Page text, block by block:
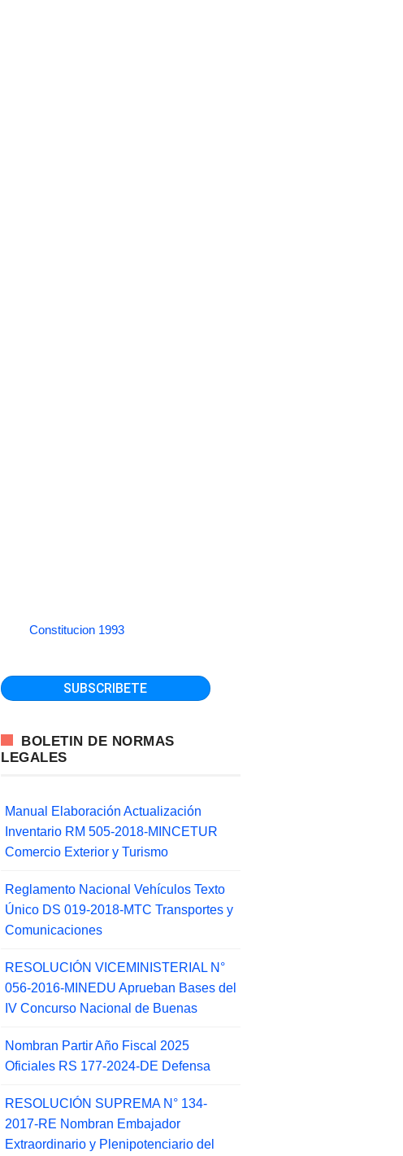
Constitucion 1993
BOLETIN DE NORMAS
LEGALES
Manual Elaboración Actualización
Inventario RM 505-2018-MINCETUR
Comercio Exterior y Turismo
Reglamento Nacional Vehículos Texto
Único DS 019-2018-MTC Transportes y
Comunicaciones
RESOLUCIÓN VICEMINISTERIAL N°
056-2016-MINEDU Aprueban Bases del
IV Concurso Nacional de Buenas
Nombran Partir Año Fiscal 2025
Oficiales RS 177-2024-DE Defensa
RESOLUCIÓN SUPREMA N° 134-
2017-RE Nombran Embajador
Extraordinario y Plenipotenciario del